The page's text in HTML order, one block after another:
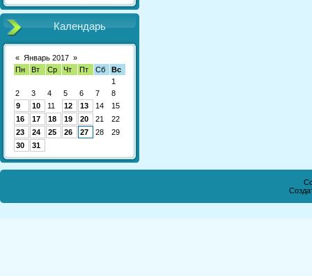
Календарь
« Январь 2017 »
Пн
Вт Ср Чт Пт Сб
Вс
1
2
3 4 5 6 7
8
9
10 11 12 13 14
15
16
17 18 19 20 21
22
23
24 25 26 27 28
29
30
31